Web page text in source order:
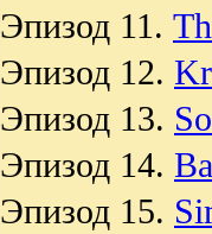
Эпизод 11.
Эпизод 12.
Эпизод 13.
Эпизод 14.
Эпизод 15.